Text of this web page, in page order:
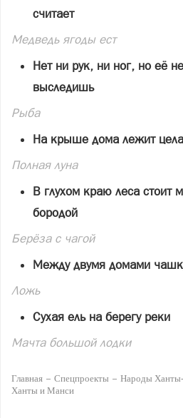
считает
Медведь ягоды ест
Нет ни рук, ни ног, но её
выследишь
Рыба
На крыше дома лежит
Полная луна
В глухом краю леса стоит
бородой
Берёза с чагой
Между двумя домами
Ложь
Сухая ель на берегу реки
Мачта большой лодки
Главная Спецпроекты Народы
Ханты и Манси